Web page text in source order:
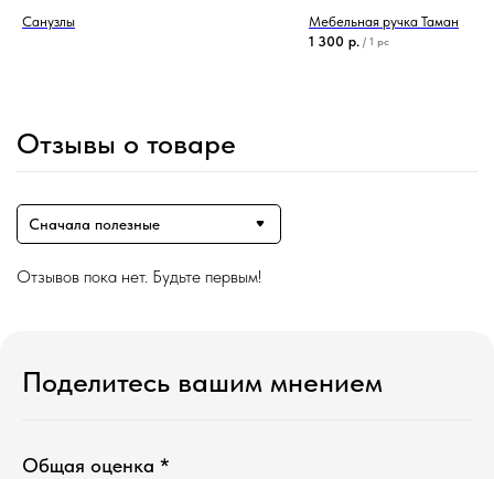
Санузлы
Мебельная ручка Таман
1 300 р. / 1 pc
Отзывы о товаре
Сначала полезные
Отзывов пока нет. Будьте первым!
Поделитесь вашим мнением
Общая оценка *